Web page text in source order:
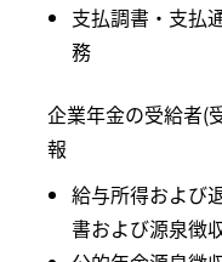
支払調書・支払
務
企業年金の受給者(
報
給与所得および
書および源泉徴